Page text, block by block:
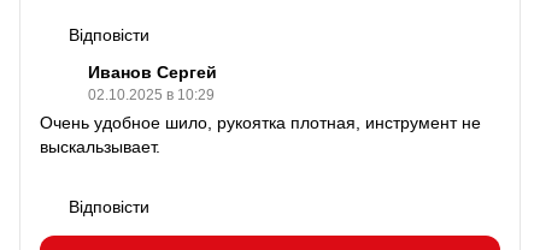
Відповісти
Иванов Сергей
02.10.2025 в 10:29
Очень удобное шило, рукоятка плотная, инструмент не
выскальзывает.
Відповісти